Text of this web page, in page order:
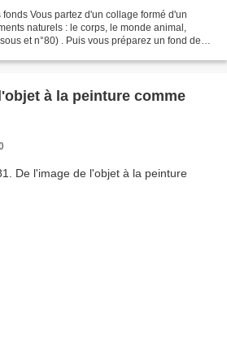
Vous partez d'un collage formé d'un
naturels : le corps, le monde animal,
et n°80) . Puis vous préparez un fond de
à la peinture comme